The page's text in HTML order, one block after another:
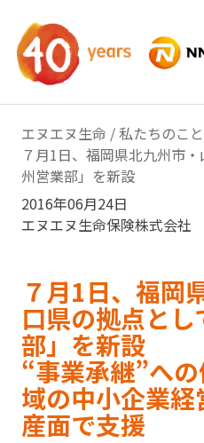
エヌエヌ生命 /私たちのこと
７月1日、福岡県北九州市
州営業部」を新設
2016年06月24日
エヌエヌ生命保険株式会社
７月1日、福岡
口県の拠点と
部」を新設
“事業承継”へ
域の中小企業
産面で支援